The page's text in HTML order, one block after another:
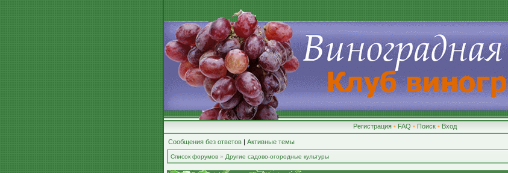
Регистрация • FAQ • Поиск • Вход
Сообщения без ответов | Активные темы
Список форумов » Другие садово-огородные культуры